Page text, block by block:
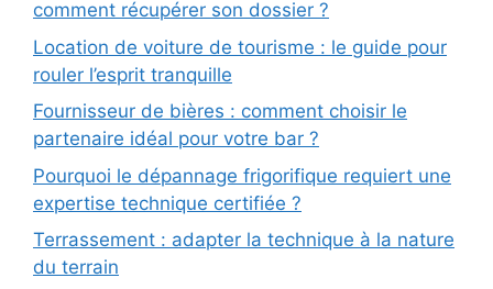
comment récupérer son dossier ?
Location de voiture de tourisme : le guide pour
rouler l’esprit tranquille
Fournisseur de bières : comment choisir le
partenaire idéal pour votre bar ?
Pourquoi le dépannage frigorifique requiert une
expertise technique certifiée ?
Terrassement : adapter la technique à la nature
du terrain